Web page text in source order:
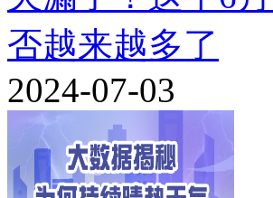
否越来越多了
2024-07-03